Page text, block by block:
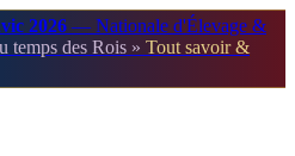
2026 — Nationale d'Élevage &
temps des Rois » Tout savoir &